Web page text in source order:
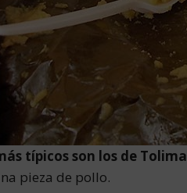
típicos son los de Tolima
pieza de pollo.